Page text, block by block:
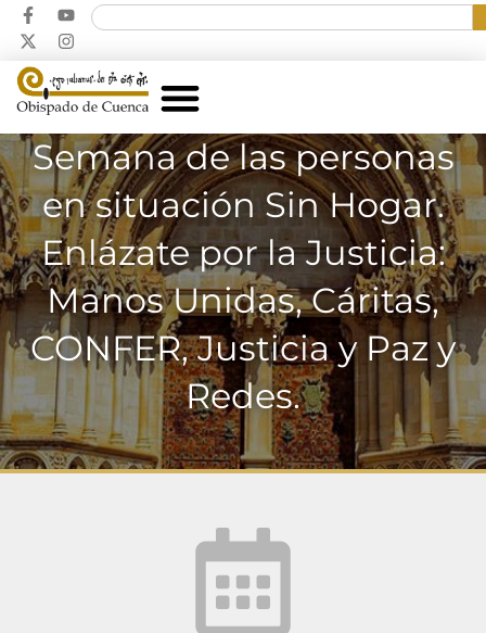
Semana de las personas
en situación Sin Hogar.
Enlázate por la Justicia:
Manos Unidas, Cáritas,
CONFER, Justicia y Paz y
Redes.